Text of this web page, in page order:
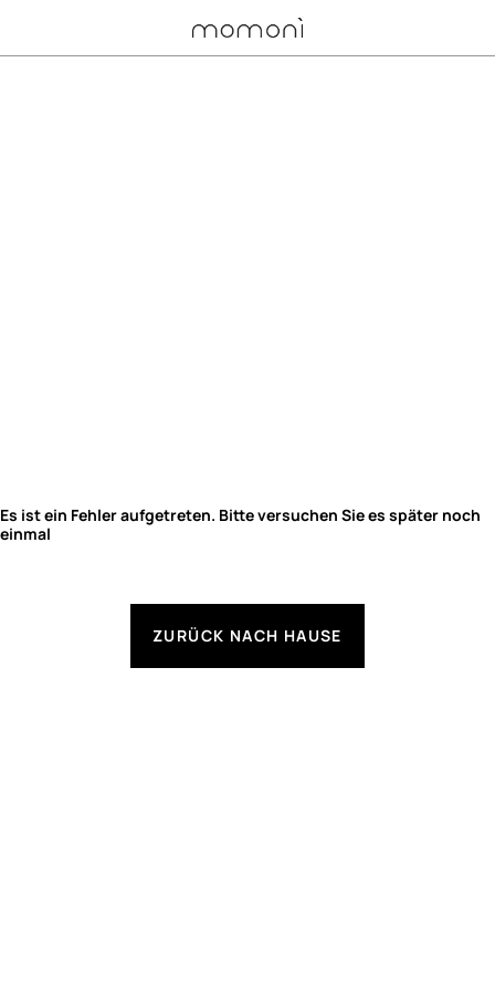
Es ist ein Fehler aufgetreten. Bitte versuchen Sie es später noch
einmal
ZURÜCK NACH HAUSE